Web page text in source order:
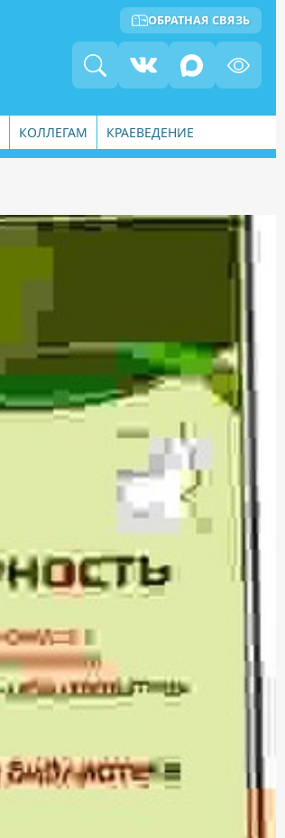
ОБРАТНАЯ СВЯЗЬ
КОЛЛЕГАМ КРАЕВЕДЕНИЕ